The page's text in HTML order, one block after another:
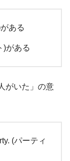
ある
)がある
がいた」の意
(パーティ